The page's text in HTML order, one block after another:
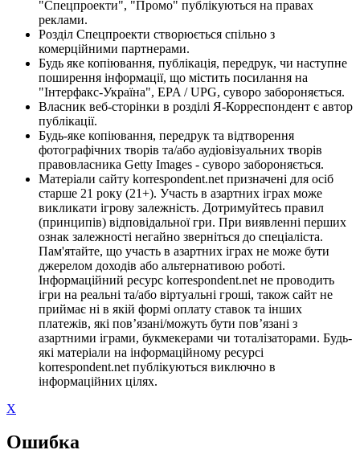
"Спецпроекти", "Промо" публікуються на правах
реклами.
Розділ Спецпроекти створюється спільно з
комерційними партнерами.
Будь яке копіювання, публікація, передрук, чи наступне
поширення інформації, що містить посилання на
"Інтерфакс-Україна", EPA / UPG, суворо забороняється.
Власник веб-сторінки в розділі Я-Корреспондент є автор
публікації.
Будь-яке копіювання, передрук та відтворення
фотографічних творів та/або аудіовізуальних творів
правовласника Getty Images - суворо забороняється.
Матеріали сайту korrespondent.net призначені для осіб
старше 21 року (21+). Участь в азартних іграх може
викликати ігрову залежність. Дотримуйтесь правил
(принципів) відповідальної гри. При виявленні перших
ознак залежності негайно зверніться до спеціаліста.
Пам'ятайте, що участь в азартних іграх не може бути
джерелом доходів або альтернативою роботі.
Інформаційний ресурс korrespondent.net не проводить
ігри на реальні та/або віртуальні гроші, також сайт не
приймає ні в якій формі оплату ставок та інших
платежів, які пов’язані/можуть бути пов’язані з
азартними іграми, букмекерами чи тоталізаторами. Будь-
які матеріали на інформаційному ресурсі
korrespondent.net публікуються виключно в
інформаційних цілях.
X
Ошибка